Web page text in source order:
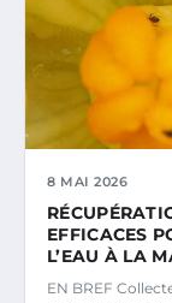
8 MAI 2026
EFFICACES
L’EAU À LA
EN BREF